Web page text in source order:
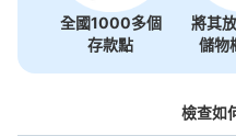
全國1000多個
存款點
將其
儲物
檢查如